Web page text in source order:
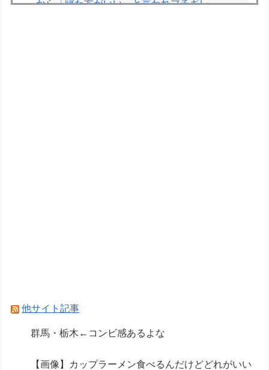
から「寝た方がいい」と言われブチギレ
稿するも女子から「見た目が汚らしい」と叩かれ
謝罪
他サイト記事
群馬・栃木←コンビ感あるよな
【画像】カップラーメン食べるんだけどどれがいい